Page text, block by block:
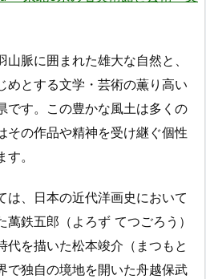
脈に囲まれた雄大な自然と、
めとする文学・芸術の薫り高い
です。この豊かな風土は多くの
その作品や精神を受け継ぐ個性
。
は、日本の近代洋画史において
鉄五郎（よろず てつごろう）
代を描いた松本竣介（まつもと
で独自の境地を開いた舟越保武